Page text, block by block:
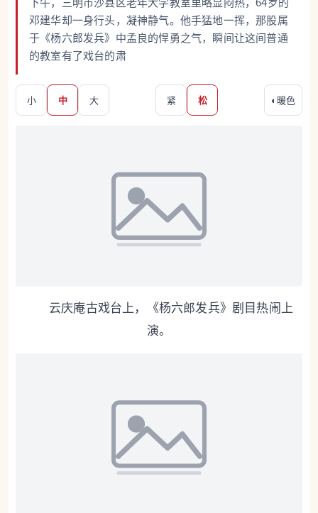
下午，三明市沙县区老年大学教室里略显闷热，64岁的
邓建华却一身行头，凝神静气。他手猛地一挥，那股属
于《杨六郎发兵》中孟良的悍勇之气，瞬间让这间普通
的教室有了戏台的肃
小 中 大 紧 松 ◐ 暖色
云庆庵古戏台上，《杨六郎发兵》剧目热闹上
演。